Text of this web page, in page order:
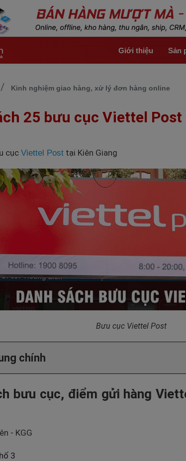
Giới thiệu Sản
Kinh nghiệm giao hàng, xử lý đơn hàng online
25 bưu cục Viettel
cục Viettel Post tại Kiên Giang
Bưu cục Viettel Post
chính
bưu cục, điểm gửi hàng
- KGG
3